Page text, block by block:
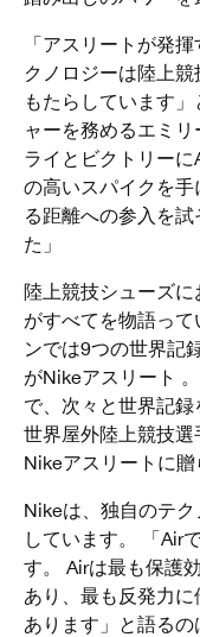
「アスリートが発
クノロジーは陸上
もたらしています
ャーを務めるエミ
ライとビクトリー
の高いスパイクを
る距離への参入を
た」
陸上競技シューズ
がすべてを物語っ
ンでは9つの世界記
がNikeアスリート
で、次々と世界記
世界屋外陸上競技
Nikeアスリートに贈
Nikeは、独自のテ
しています。 「Air
す。 Airは最も保護
あり、最も反発力
あります」と語る